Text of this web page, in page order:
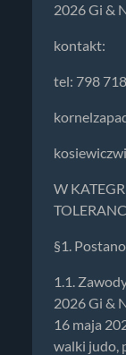
2026 Gi &
kontakt:
tel: 798
W
§1.
1.1.
2026 Gi &
16 maja
walki judo,